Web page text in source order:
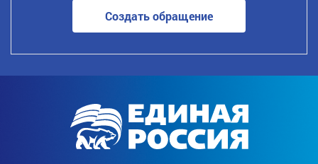
Создать обращение